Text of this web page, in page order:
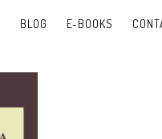
BLOG E-BOOKS